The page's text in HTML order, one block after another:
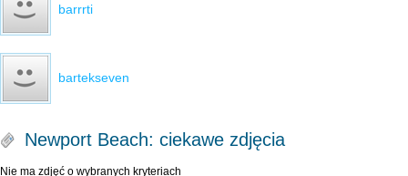
barrrti
bartekseven
Newport Beach: ciekawe zdjęcia
Nie ma zdjęć o wybranych kryteriach